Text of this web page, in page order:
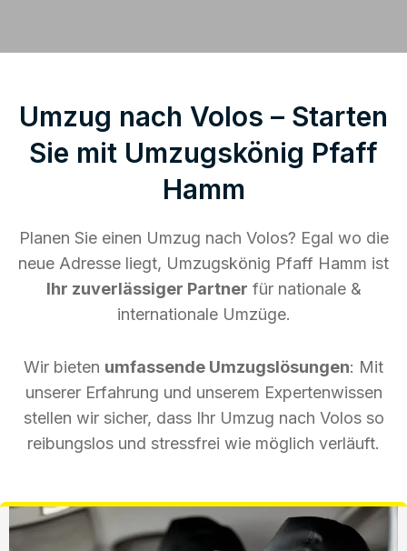
Umzug nach Volos – Starten
Sie mit Umzugskönig Pfaff
Hamm
Planen Sie einen Umzug nach Volos? Egal wo die
neue Adresse liegt, Umzugskönig Pfaff Hamm ist
Ihr zuverlässiger Partner für nationale &
internationale Umzüge.
Wir bieten umfassende Umzugslösungen: Mit
unserer Erfahrung und unserem Expertenwissen
stellen wir sicher, dass Ihr Umzug nach Volos so
reibungslos und stressfrei wie möglich verläuft.